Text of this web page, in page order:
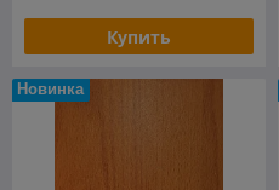
Купить
Новинка